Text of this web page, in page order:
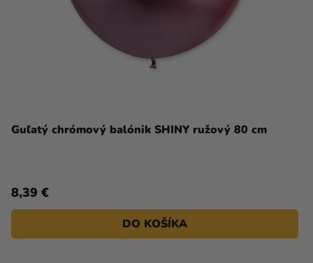
Guľatý chrómový balónik SHINY ružový 80 cm
8,39 €
DO KOŠÍKA